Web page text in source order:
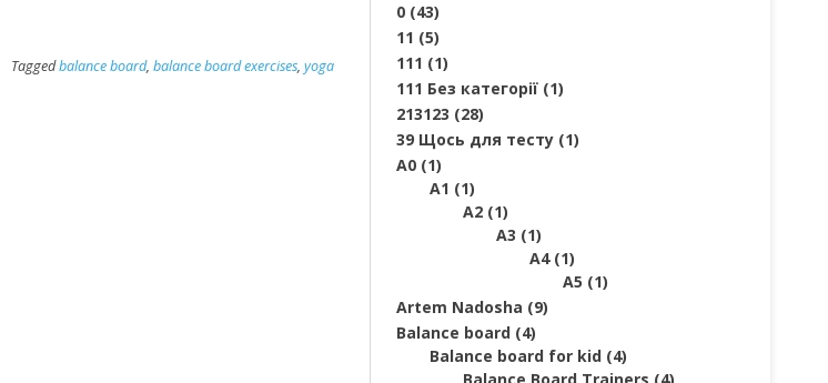
Taggedbalance board,balance board exercises,yoga
0 (43)
11 (5)
111 (1)
111 Без категорії (1)
213123 (28)
39 Щось для тесту (1)
A0 (1)
A1 (1)
A2 (1)
A3 (1)
A4 (1)
A5 (1)
Artem Nadosha (9)
Balance board (4)
Balance board for kid (4)